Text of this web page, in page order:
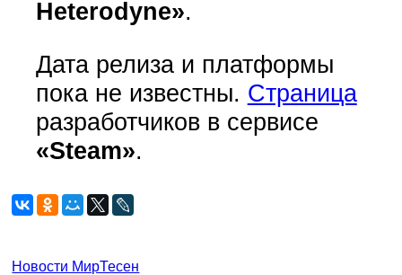
Heterodyne».
Дата релиза и платформы
пока не известны. Страница
разработчиков в сервисе
«Steam».
Новости МирТесен